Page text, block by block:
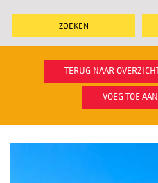
TERUG NAAR
VOEG TOE